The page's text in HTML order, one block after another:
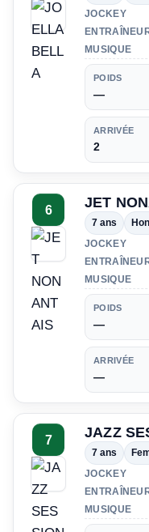
JOCKEY
MUSIQUE
POIDS
—
ARRIVÉE
2
6 JET
7 ans
JOCKEY
MUSIQUE
POIDS
—
ARRIVÉE
—
7 JAZZ
7 ans
JOCKEY
MUSIQUE